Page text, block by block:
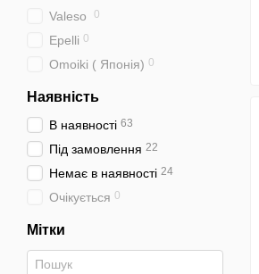
Valeso 0
Epelli 0
Omoiki ( Японія) 0
Наявність
В наявності 63
Під замовлення 22
Немає в наявності 24
Очікується 0
Мітки